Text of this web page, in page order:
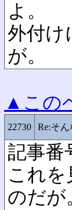
よ。
外付け
が。
▲この
22730 Re:そ
記事番
これ
のだが